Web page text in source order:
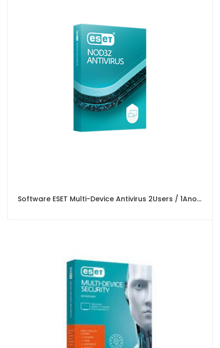
Software ESET Multi-Device Antivirus 2Users / 1Ano (Box Version)